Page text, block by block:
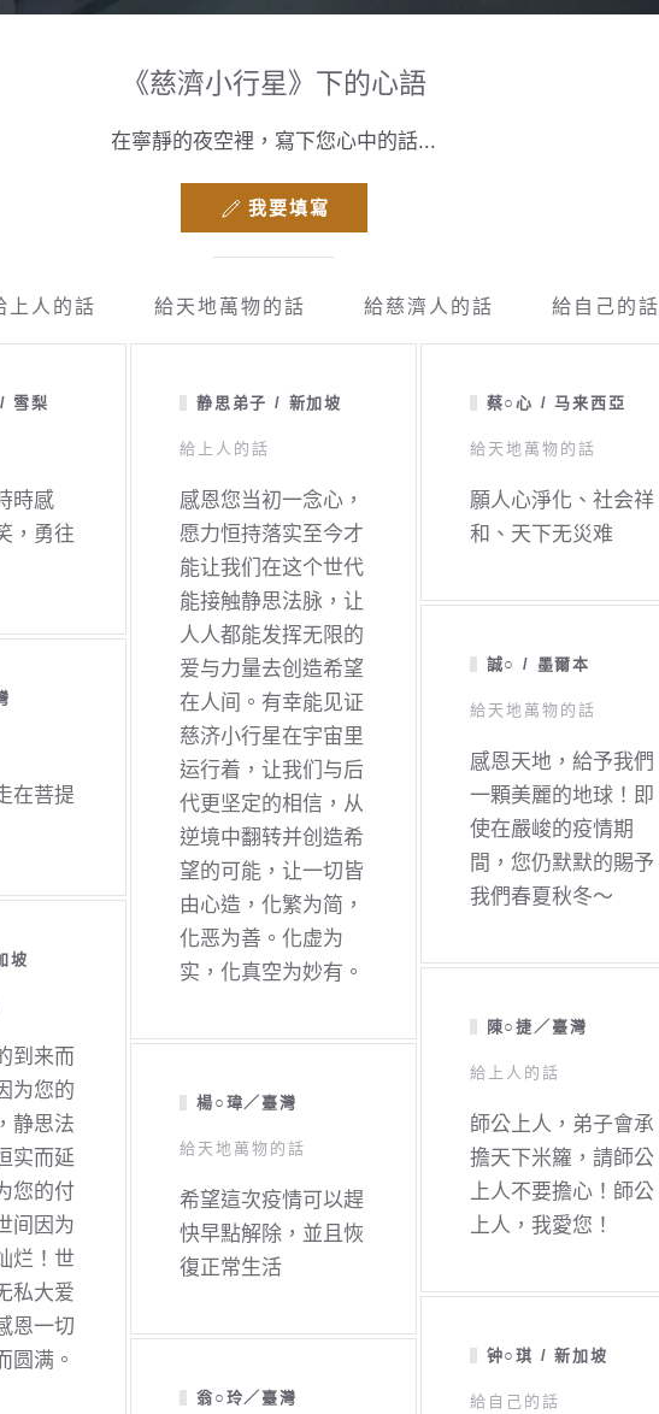
《慈濟小行星》下的心語
在寧靜的夜空裡，寫下您心中的話...
我要填寫
上人的話 給天地萬物的話 給慈濟人的話 給自己的話
雪梨
時感
，勇往
静思弟子 / 新加坡
給上人的話
感恩您当初一念心，
愿力恒持落实至今才
能让我们在这个世代
能接触静思法脉，让
人人都能发挥无限的
爱与力量去创造希望
在人间。有幸能见证
慈济小行星在宇宙里
运行着，让我们与后
代更坚定的相信，从
逆境中翻转并创造希
望的可能，让一切皆
由心造，化繁为简，
化恶为善。化虚为
实，化真空为妙有。
蔡○心 / 马来西亞
給天地萬物的話
願人心淨化、社会祥
和、天下无災难
在菩提
楊○瑋／臺灣
給天地萬物的話
希望這次疫情可以趕
快早點解除，並且恢
復正常生活
誠○ / 墨爾本
給天地萬物的話
感恩天地，給予我們
一顆美麗的地球！即
使在嚴峻的疫情期
間，您仍默默的賜予
我們春夏秋冬～
坡
到来而
为您的
静思法
实而延
您的付
间因为
烂！世
私大爱
恩一切
圆满。
翁○玲／臺灣
陳○捷／臺灣
給上人的話
師公上人，弟子會承
擔天下米籮，請師公
上人不要擔心！師公
上人，我愛您！
钟○琪 / 新加坡
給自己的話